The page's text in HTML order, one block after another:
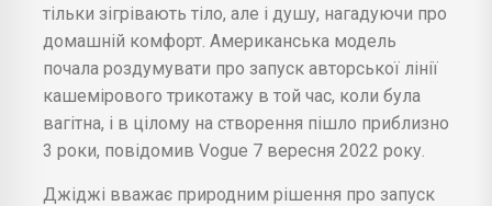
тільки зігрівають тіло, але і душу, нагадуючи про
домашній комфорт. Американська модель
почала роздумувати про запуск авторської лінії
кашемірового трикотажу в той час, коли була
вагітна, і в цілому на створення пішло приблизно
3 роки, повідомив Vogue 7 вересня 2022 року.
Джіджі вважає природним рішення про запуск